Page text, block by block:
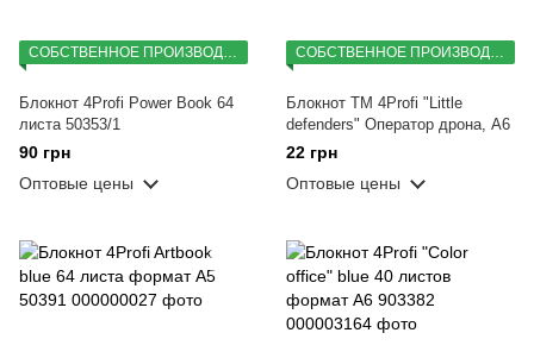
СОБСТВЕННОЕ ПРОИЗВОДСТВО
Блокнот 4Profi Power Book 64
листа 50353/1
90 грн
Оптовые цены
СОБСТВЕННОЕ ПРОИЗВОДСТВО
Блокнот TM 4Profi "Little
defenders" Оператор дрона, А6
22 грн
Оптовые цены